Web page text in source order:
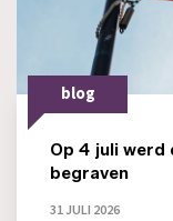
blog
Op 4 juli werd
begraven
31 JULI 2026